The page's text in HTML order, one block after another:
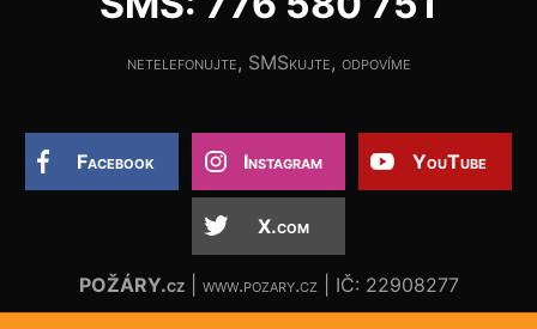
netelefonujte, SMSkujte, odpovíme
Facebook Instagram YouTube
X.com
POŽÁRY.cz| www.pozary.cz | IČ: 22908277